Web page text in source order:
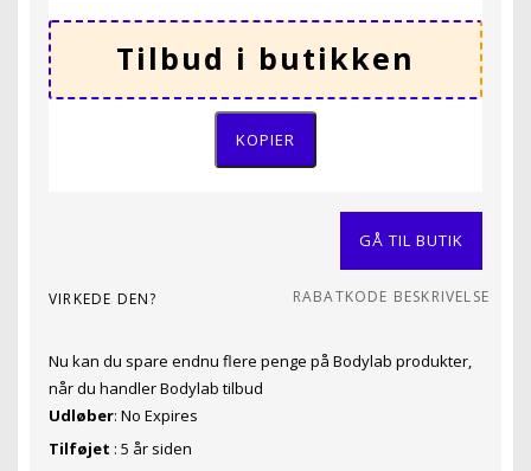
KOPIER
GÅ TIL BUTIK
VIRKEDE DEN? RABATKODE BESKRIVELSE
Nu kan du spare endnu flere penge på Bodylab produkter,
når du handler Bodylab tilbud
Udløber: No Expires
Tilføjet : 5 år siden